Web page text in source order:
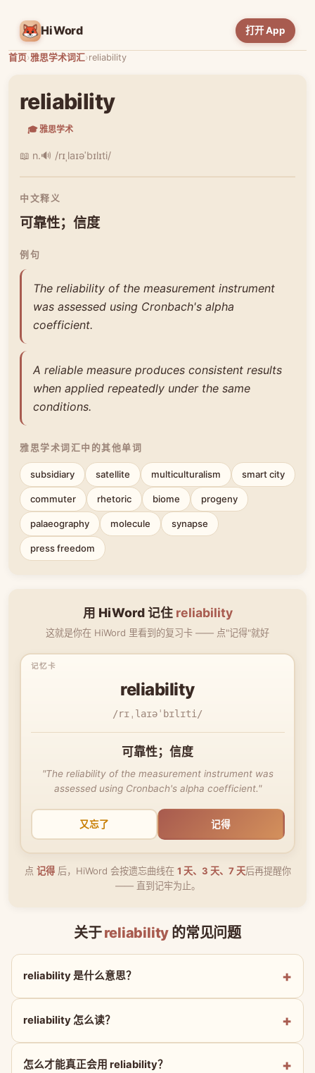
HiWord 打开 App
首页›雅思学术词汇›reliability
reliability
🎓 雅思学术
📖 n.🔊 /rɪˌlaɪəˈbɪlɪti/
中文释义
可靠性；信度
例句
The reliability of the measurement instrument
was assessed using Cronbach's alpha
coefficient.
A reliable measure produces consistent results
when applied repeatedly under the same
conditions.
雅思学术词汇中的其他单词
subsidiary satellite multiculturalism smart city
commuter rhetoric biome progeny
palaeography molecule synapse
press freedom
用 HiWord 记住 reliability
这就是你在 HiWord 里看到的复习卡 —— 点"记得"就好
reliability
/rɪˌlaɪəˈbɪlɪti/
可靠性；信度
"The reliability of the measurement instrument was
assessed using Cronbach's alpha coefficient."
又忘了 记得
点 记得后，HiWord 会按遗忘曲线在 1 天、3 天、7 天后再提醒你
—— 直到记牢为止。
关于reliability 的常见问题
reliability 是什么意思？
reliability 怎么读？
怎么才能真正会用 reliability？